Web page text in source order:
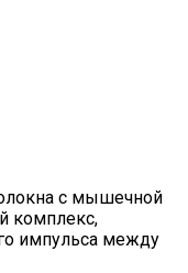
с мышечной
комплекс,
импульса между